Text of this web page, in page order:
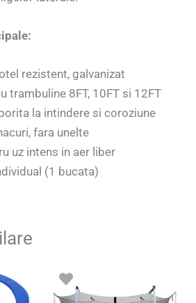
rezistent, galvanizat
trambuline 8FT, 10FT si 12FT
la intindere si coroziune
fara unelte
uz intens in aer liber
(1 bucata)